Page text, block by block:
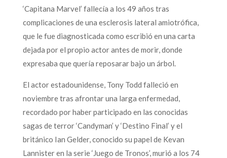
‘Capitana Marvel’ fallecía a los 49 años tras
complicaciones de una esclerosis lateral amiotrófica,
que le fue diagnosticada como escribió en una carta
dejada por el propio actor antes de morir, donde
expresaba que quería reposarar bajo un árbol.
El actor estadounidense, Tony Todd falleció en
noviembre tras afrontar una larga enfermedad,
recordado por haber participado en las conocidas
sagas de terror ‘Candyman’ y ‘Destino Final’ y el
británico Ian Gelder, conocido su papel de Kevan
Lannister en la serie ‘Juego de Tronos’, murió a los 74